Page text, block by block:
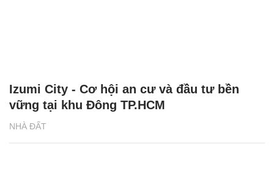
NHÀ ĐẤT
Izumi City - Cơ hội an cư và đầu tư bền
vững tại khu Đông TP.HCM